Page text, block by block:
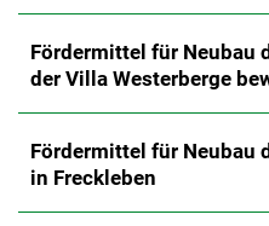
Fördermittel für Neubau
der Villa Westerberge
Fördermittel für Neubau
in Freckleben